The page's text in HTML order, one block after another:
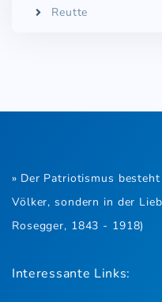
Reutte
» Der Patriotismus
Völker, sondern in der
Rosegger, 1843 - 1918)
Interessante Links: